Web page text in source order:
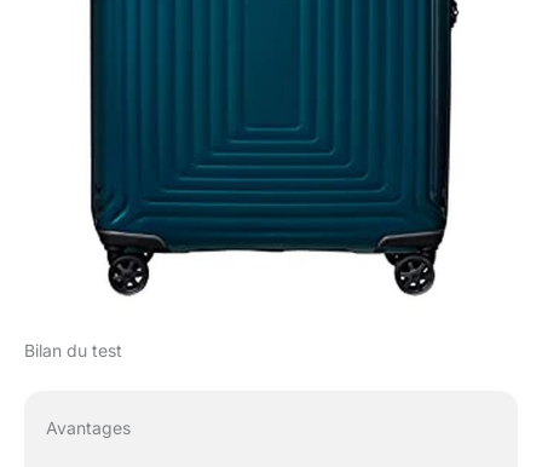
Bilan du test
Avantages